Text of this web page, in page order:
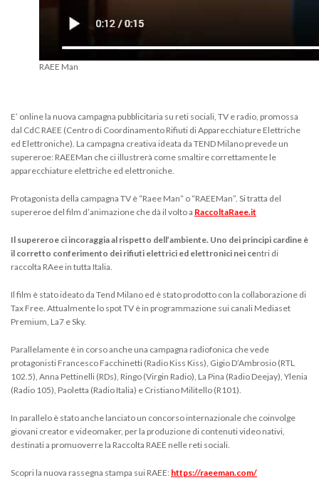
RAEE Man
E’ online la nuova campagna pubblicitaria su reti sociali, TV e radio, promossa
dal CdC RAEE (Centro di Coordinamento Rifiuti di Apparecchiature Elettriche
ed Elettroniche). La campagna creativa ideata da TEND Milano prevede un
supereroe: RAEEMan che ci illustrerà come smaltire correttamente le
apparecchiature elettriche ed elettroniche.
Protagonista della campagna TV è “Raee Man” o “RAEEMan”. Si tratta del
supereroe del film d’animazione che dà il volto a RaccoltaRaee.it
Il supereroe ci incoraggia al rispetto dell’ambiente. Uno dei principi cardine è
il corretto conferimento dei rifiuti elettrici ed elettronici nei centri di
raccolta RAee in tutta Italia.
Il film è stato ideato da Tend Milano ed è stato prodotto con la collaborazione di
Tax Free. Attualmente lo spot TV è in programmazione sui canali Mediaset
Premium, La7 e Sky.
Parallelamente è in corso anche una campagna radiofonica che vede
protagonisti Francesco Facchinetti (Radio Kiss Kiss), Gigio D’Ambrosio (RTL
102.5), Anna Pettinelli (RDs), Ringo (Virgin Radio), La Pina (Radio Deejay), Ylenia
(Radio 105), Paoletta (Radio Italia) e Cristiano Militello (R101).
In parallelo è stato anche lanciato un concorso internazionale che coinvolge
giovani creator e videomaker, per la produzione di contenuti video nativi,
destinati a promuoverre la Raccolta RAEE nelle reti sociali.
Scopri la nuova rassegna stampa sui RAEE: https://raeeman.com/